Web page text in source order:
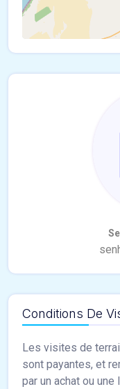
Conditions De
Les visites de
sont payantes, et
par un achat ou une